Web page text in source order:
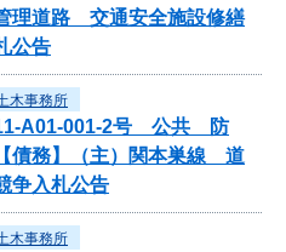
理道路 交通安全施設修繕
公告
木事務所
11-A01-001-2号 公共 防
債務】（主）関本巣線 道
争入札公告
木事務所